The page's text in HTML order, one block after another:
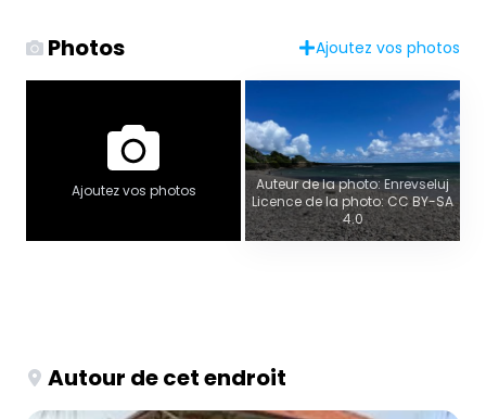
Photos Ajoutez vos photos
Ajoutez vos photos
Auteur de la photo: Enrevseluj
Licence de la photo: CC BY-SA
4.0
Autour de cet endroit